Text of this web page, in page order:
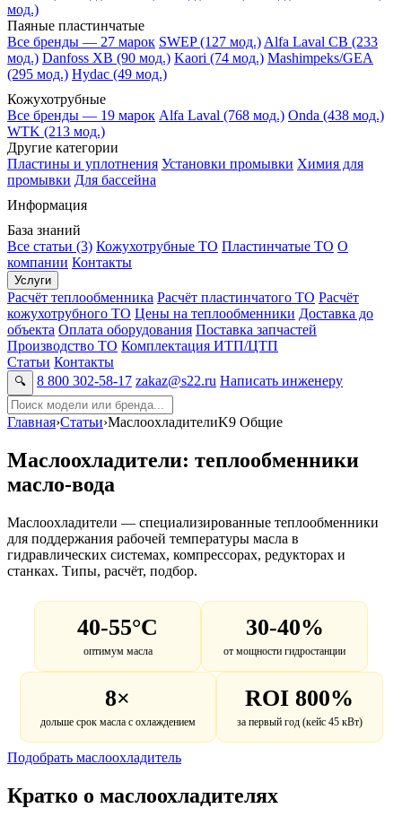
мод.)
Паяные пластинчатые
Все бренды — 27 марок SWEP (127 мод.) Alfa Laval CB (233
мод.) Danfoss XB (90 мод.) Kaori (74 мод.) Mashimpeks/GEA
(295 мод.) Hydac (49 мод.)
Кожухотрубные
Все бренды — 19 марок Alfa Laval (768 мод.) Onda (438 мод.)
WTK (213 мод.)
Другие категории
Пластины и уплотнения Установки промывки Химия для
промывки Для бассейна
Информация
База знаний
Все статьи (3) Кожухотрубные ТО Пластинчатые ТО О
компании Контакты
Услуги
Расчёт теплообменника Расчёт пластинчатого ТО Расчёт
кожухотрубного ТО Цены на теплообменники Доставка до
объекта Оплата оборудования Поставка запчастей
Производство ТО Комплектация ИТП/ЦТП
Статьи Контакты
🔍 8 800 302-58-17 zakaz@s22.ru Написать инженеру
Главная›Статьи›МаслоохладителиK9 Общие
Маслоохладители: теплообменники
масло-вода
Маслоохладители — специализированные теплообменники
для поддержания рабочей температуры масла в
гидравлических системах, компрессорах, редукторах и
станках. Типы, расчёт, подбор.
40-55°C
оптимум масла
30-40%
от мощности гидростанции
8×
дольше срок масла с охлаждением
ROI 800%
за первый год (кейс 45 кВт)
Подобрать маслоохладитель
Кратко о маслоохладителях